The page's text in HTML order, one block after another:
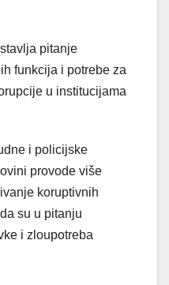
pitanje
funkcija i potrebe za
u institucijama
i policijske
provode više
koruptivnih
su u pitanju
i zloupotreba